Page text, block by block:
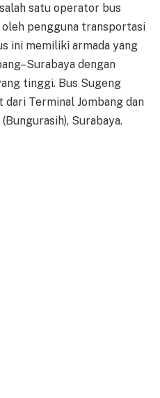
satu operator bus
pengguna transportasi
ini memiliki armada yang
dengan
tinggi. Bus Sugeng
dari Terminal Jombang dan
Surabaya.